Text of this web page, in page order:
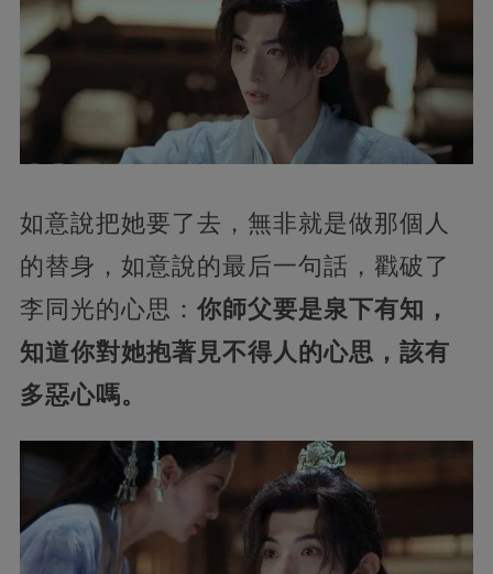
如意說把她要了去，無非就是做那個人
的替身，如意說的最后一句話，戳破了
李同光的心思： 你師父要是泉下有知，
知道你對她抱著見不得人的心思，該有
多惡心嗎。